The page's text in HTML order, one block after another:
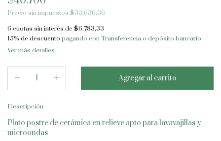
Precio sin impuestos $33.636,36
6 cuotas sin interés de $6.783,33
15% de descuento pagando con Transferencia o depósito bancario
Ver más detalles
Descripción
Plato postre de cerámica en relieve apto para lavavajillas y
microondas